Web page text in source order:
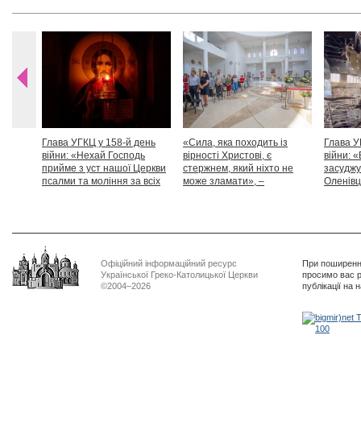
Глава УГКЦ у 158-й день
війни: «Нехай Господь
прийме з уст нашої Церкви
псалми та моління за всіх
«Сила, яка походить із
вірності Христові, є
стержнем, який ніхто не
може зламати», –
Глава
війни:
Офіційний інформаційний ресурс
Української Греко-Католицької Церкви
©2004–2026
При
просимо вас
публікації на